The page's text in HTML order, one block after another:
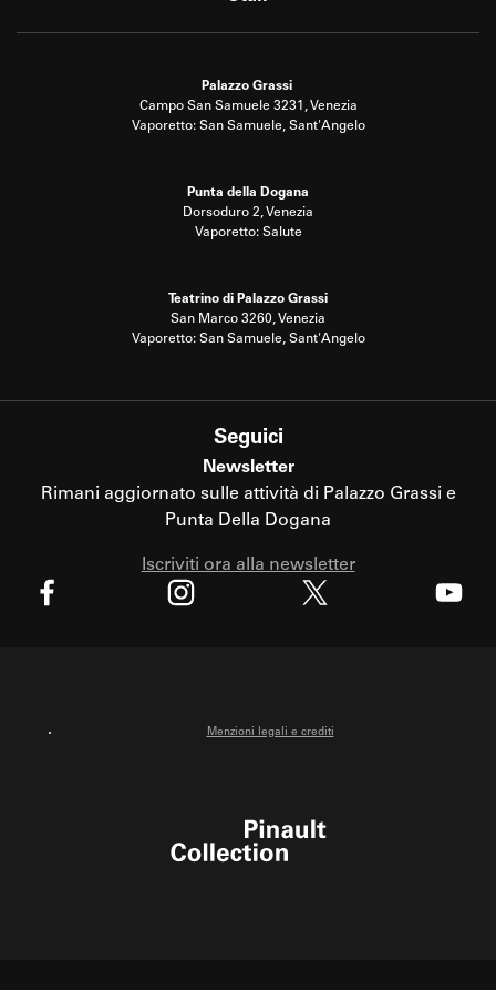
Palazzo Grassi
Campo San Samuele 3231, Venezia
Vaporetto: San Samuele, Sant'Angelo
Punta della Dogana
Dorsoduro 2, Venezia
Vaporetto: Salute
Teatrino di Palazzo Grassi
San Marco 3260, Venezia
Vaporetto: San Samuele, Sant'Angelo
Seguici
Newsletter
Rimani aggiornato sulle attività di Palazzo Grassi e
Punta Della Dogana
Iscriviti ora alla newsletter
Menzioni legali e crediti